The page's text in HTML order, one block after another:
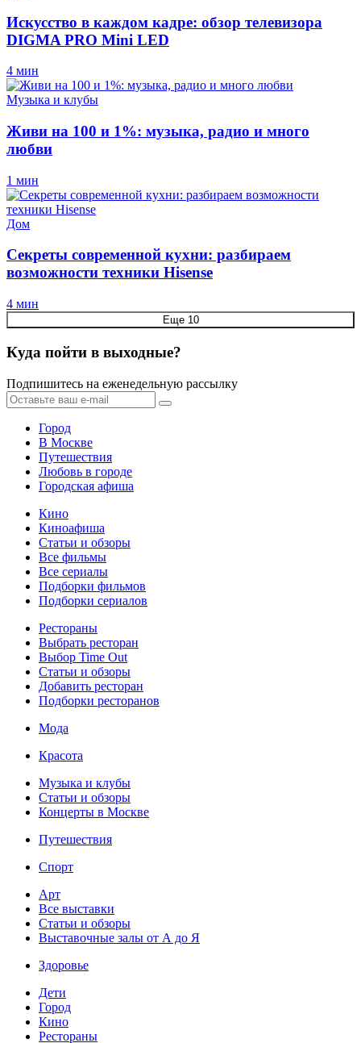
Искусство в каждом кадре: обзор телевизора
DIGMA PRO Mini LED
4 мин
Музыка и клубы
Живи на 100 и 1%: музыка, радио и много
любви
1 мин
Дом
Секреты современной кухни: разбираем
возможности техники Hisense
4 мин
Еще 10
Куда пойти в выходные?
Подпишитесь на еженедельную рассылку
Город
В Москве
Путешествия
Любовь в городе
Городская афиша
Кино
Киноафиша
Статьи и обзоры
Все фильмы
Все сериалы
Подборки фильмов
Подборки сериалов
Рестораны
Выбрать ресторан
Выбор Time Out
Статьи и обзоры
Добавить ресторан
Подборки ресторанов
Мода
Красота
Музыка и клубы
Статьи и обзоры
Концерты в Москве
Путешествия
Спорт
Арт
Все выставки
Статьи и обзоры
Выставочные залы от А до Я
Здоровье
Дети
Город
Кино
Рестораны